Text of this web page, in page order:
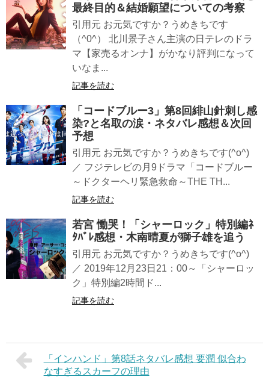
最終目的＆結婚願望についての考察
引用元 お元気ですか？うめきちです
（^0^） 北川景子さん主演の日テレのドラ
マ【家売るオンナ】がかなり評判になって
いなま...
記事を読む
「コードブルー3」第8回緋山針刺し感
染?と名取の涙・ネタバレ感想＆次回
予想
引用元 お元気ですか？うめきちです(^o^)
／ フジテレビの月9ドラマ「コードブルー
～ドクターヘリ緊急救命～THE TH...
記事を読む
若宮 慟哭！「シャーロック」特別編ﾈ
ﾀﾊﾞﾚ感想・木南晴夏が獅子雄を追う
引用元 お元気ですか？うめきちです(^o^)
／ 2019年12月23日21：00～「シャーロッ
ク」特別編2時間ド...
記事を読む
「インハンド」第8話ネタバレ感想 要潤 似合わ
なすぎるスカーフの理由